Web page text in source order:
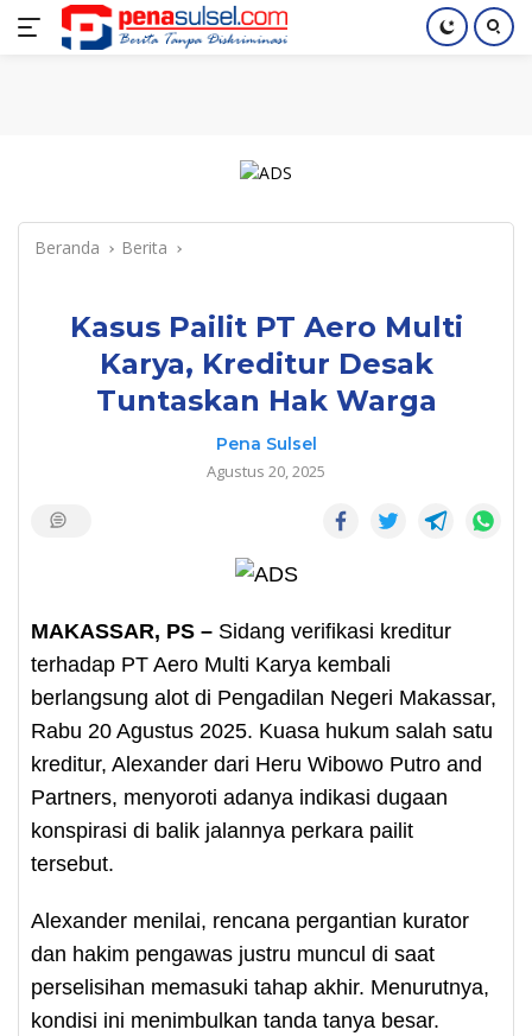
Langsung
Home Nasional Pendidikan Index
Beranda Berita
Kasus Pailit PT Aero Multi
Karya, Kreditur Desak
Tuntaskan Hak Warga
Pena Sulsel
Agustus 20, 2025
MAKASSAR, PS – Sidang verifikasi kreditur
terhadap PT Aero Multi Karya kembali
berlangsung alot di Pengadilan Negeri Makassar,
Rabu 20 Agustus 2025. Kuasa hukum salah satu
kreditur, Alexander dari Heru Wibowo Putro and
Partners, menyoroti adanya indikasi dugaan
konspirasi di balik jalannya perkara pailit
tersebut.
Alexander menilai, rencana pergantian kurator
dan hakim pengawas justru muncul di saat
perselisihan memasuki tahap akhir. Menurutnya,
kondisi ini menimbulkan tanda tanya besar.